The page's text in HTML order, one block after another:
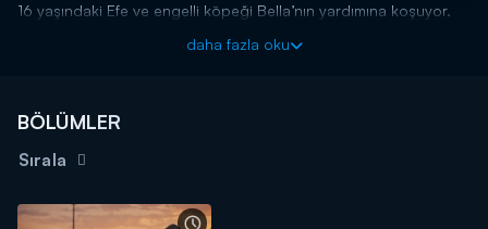
16 yaşındaki Efe ve engelli köpeği Bella’nın yardımına koşuyor.
tatbikatı da yine bu bölümde ekrana gelecek.
daha fazla oku
BÖLÜMLER
Sırala